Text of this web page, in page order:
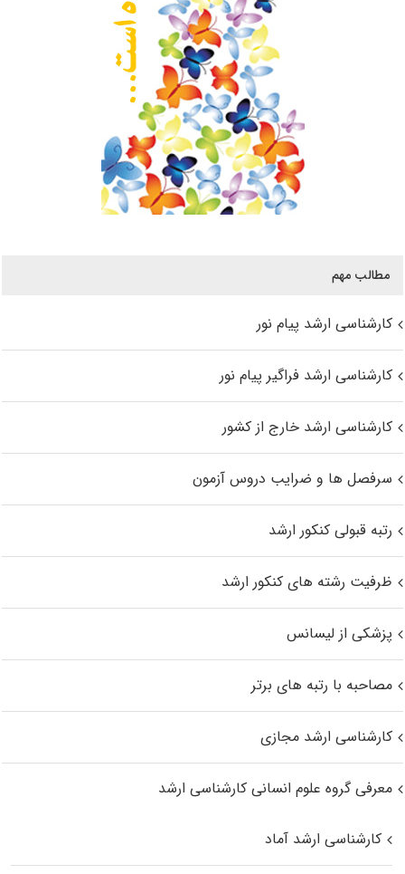
مطالب مهم
کارشناسی ارشد پیام نور
کارشناسی ارشد فراگیر پیام نور
کارشناسی ارشد خارج از کشور
سرفصل ها و ضرایب دروس آزمون
رتبه قبولی کنکور ارشد
ظرفیت رشته های کنکور ارشد
پزشکی از لیسانس
مصاحبه با رتبه های برتر
کارشناسی ارشد مجازی
معرفی گروه علوم انسانی کارشناسی ارشد
کارشناسی ارشد آماد